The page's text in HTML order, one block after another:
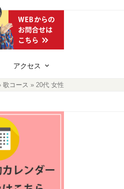
アクセス
歌コース » 20代 女性